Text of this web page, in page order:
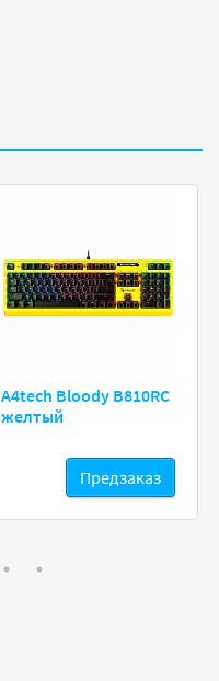
A4tech Bloody B810RC
желтый
Предзаказ